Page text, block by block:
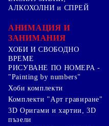
АЛКОХОЛНИ и СПРЕЙ
АНИМАЦИЯ И
ЗАНИМАНИЯ
ХОБИ И СВОБОДНО
ВРЕМЕ
РИСУВАНЕ ПО НОМЕРА -
"Painting by numbers"
Хоби комплекти
Комплекти "Арт гравиране"
3D Оригами и хартии, 3D
пъзели